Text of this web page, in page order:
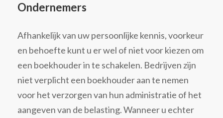
Ondernemers
Afhankelijk van uw persoonlijke kennis, voorkeur
en behoefte kunt u er wel of niet voor kiezen om
een boekhouder in te schakelen. Bedrijven zijn
niet verplicht een boekhouder aan te nemen
voor het verzorgen van hun administratie of het
aangeven van de belasting. Wanneer u echter